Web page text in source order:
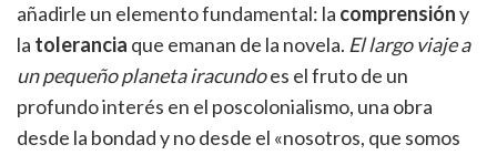
añadirle un elemento fundamental: la comprensióny
la tolerancia que emanan de la novela. El largo viaje a
un pequeño planeta iracundoes el fruto de un
profundo interés en el poscolonialismo, una obra
desde la bondad y no desde el «nosotros, que somos